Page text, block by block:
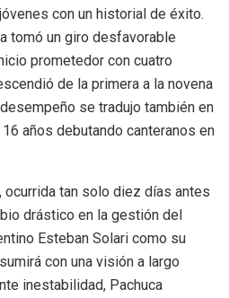
con un historial de éxito.
tomó un giro desfavorable
prometedor con cuatro
de la primera a la novena
se tradujo también en
años debutando canteranos en
tan solo diez días antes
drástico en la gestión del
Esteban Solari como su
con una visión a largo
inestabilidad, Pachuca